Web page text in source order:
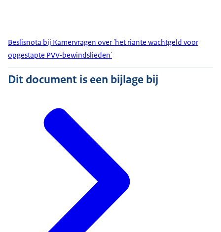
Beslisnota bij Kamervragen over 'het riante wachtgeld voor
opgestapte PVV-bewindslieden'
Dit document is een bijlage bij